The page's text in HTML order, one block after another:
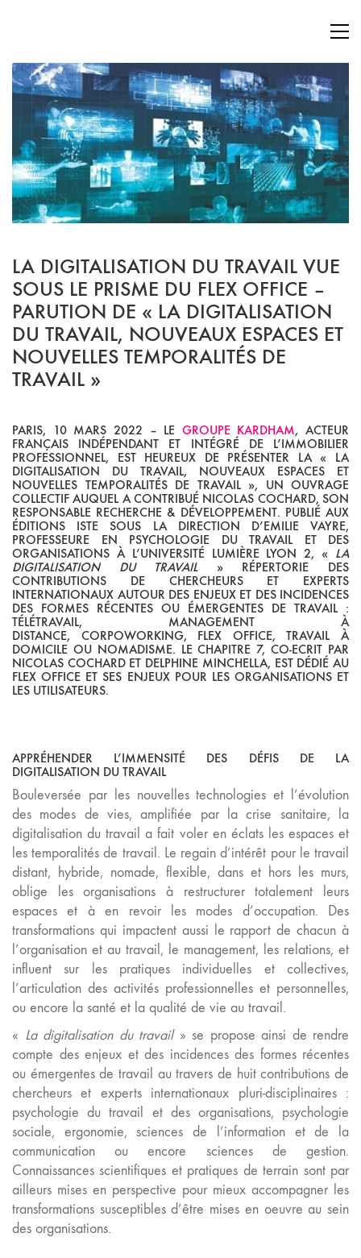
LA DIGITALISATION DU TRAVAIL VUE
SOUS LE PRISME DU FLEX OFFICE –
PARUTION DE « LA DIGITALISATION
DU TRAVAIL, NOUVEAUX ESPACES ET
NOUVELLES TEMPORALITÉS DE
TRAVAIL »
PARIS, 10 MARS 2022 – LE GROUPE KARDHAM, ACTEUR
FRANÇAIS INDÉPENDANT ET INTÉGRÉ DE L’IMMOBILIER
PROFESSIONNEL, EST HEUREUX DE PRÉSENTER LA « LA
DIGITALISATION DU TRAVAIL, NOUVEAUX ESPACES ET
NOUVELLES TEMPORALITÉS DE TRAVAIL », UN OUVRAGE
COLLECTIF AUQUEL A CONTRIBUÉ NICOLAS COCHARD, SON
RESPONSABLE RECHERCHE & DÉVELOPPEMENT. PUBLIÉ AUX
ÉDITIONS ISTE SOUS LA DIRECTION D’EMILIE VAYRE,
PROFESSEURE EN PSYCHOLOGIE DU TRAVAIL ET DES
ORGANISATIONS À L’UNIVERSITÉ LUMIÈRE LYON 2, « LA
DIGITALISATION DU TRAVAIL
» RÉPERTORIE DES
CONTRIBUTIONS DE CHERCHEURS ET EXPERTS
INTERNATIONAUX AUTOUR DES ENJEUX ET DES INCIDENCES
DES FORMES RÉCENTES OU ÉMERGENTES DE TRAVAIL :
TÉLÉTRAVAIL, MANAGEMENT À
DISTANCE,
CORPOWORKING,
FLEX OFFICE, TRAVAIL À
DOMICILE OU NOMADISME. LE CHAPITRE 7, CO-ECRIT PAR
NICOLAS COCHARD ET DELPHINE MINCHELLA, EST DÉDIÉ AU
FLEX OFFICE ET SES ENJEUX POUR LES ORGANISATIONS ET
LES UTILISATEURS.
APPRÉHENDER L’IMMENSITÉ DES DÉFIS DE LA
DIGITALISATION DU TRAVAIL
Bouleversée par les nouvelles technologies et l’évolution
des modes de vies, amplifiée par la crise sanitaire, la
digitalisation du travail a fait voler en éclats les espaces et
les temporalités de travail. Le regain d’intérêt pour le travail
distant, hybride, nomade, flexible, dans et hors les murs,
oblige les organisations à restructurer totalement leurs
espaces et à en revoir les modes d’occupation. Des
transformations qui impactent aussi le rapport de chacun à
l’organisation et au travail, le management, les relations, et
influent sur les pratiques individuelles et collectives,
l’articulation des activités professionnelles et personnelles,
ou encore la santé et la qualité de vie au travail.
« La digitalisation du travail» se propose ainsi de rendre
compte des enjeux et des incidences des formes récentes
ou émergentes de travail au travers de huit contributions de
chercheurs et experts internationaux pluri-disciplinaires :
psychologie du travail et des organisations, psychologie
sociale, ergonomie, sciences de l’information et de la
communication ou encore sciences de gestion.
Connaissances scientifiques et pratiques de terrain sont par
ailleurs mises en perspective pour mieux accompagner les
transformations susceptibles d’être mises en oeuvre au sein
des organisations.